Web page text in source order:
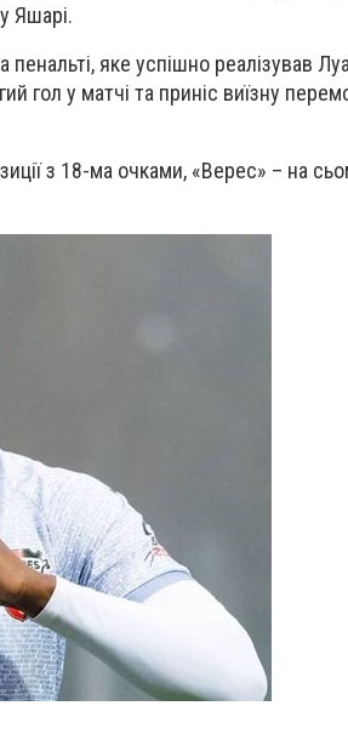
Яшарі.
яке успішно реалізував
гол у матчі та приніс виїзну
з 18-ма очками, «Верес» – на